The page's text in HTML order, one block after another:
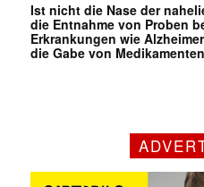
Ist nicht die Nase der
die Entnahme von Proben
Erkrankungen wie
die Gabe von